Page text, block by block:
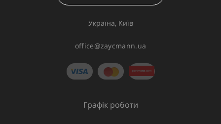
Україна, Київ
office@zaycmann.ua
Графік роботи